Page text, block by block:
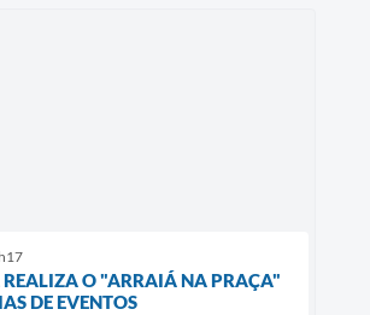
REALIZA O "ARRAIÁ NA PRAÇA"
DE EVENTOS